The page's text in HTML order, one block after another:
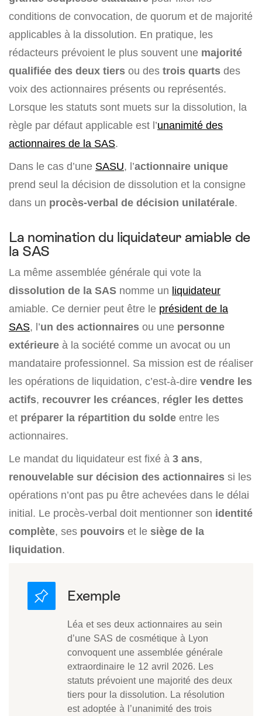
conditions de convocation, de quorum et de majorité
applicables à la dissolution. En pratique, les
rédacteurs prévoient le plus souvent une majorité
qualifiée des deux tiers ou des trois quarts des
voix des actionnaires présents ou représentés.
Lorsque les statuts sont muets sur la dissolution, la
règle par défaut applicable est l’unanimité des
actionnaires de la SAS.
Dans le cas d’une SASU, l’actionnaire unique
prend seul la décision de dissolution et la consigne
dans un procès-verbal de décision unilatérale.
La nomination du liquidateur amiable de
la SAS
La même assemblée générale qui vote la
dissolution de la SAS nomme un liquidateur
amiable. Ce dernier peut être le président de la
SAS, l’un des actionnaires ou une personne
extérieure à la société comme un avocat ou un
mandataire professionnel. Sa mission est de réaliser
les opérations de liquidation, c’est-à-dire vendre les
actifs, recouvrer les créances, régler les dettes
et préparer la répartition du solde entre les
actionnaires.
Le mandat du liquidateur est fixé à 3 ans,
renouvelable sur décision des actionnaires si les
opérations n’ont pas pu être achevées dans le délai
initial. Le procès-verbal doit mentionner son identité
complète, ses pouvoirs et le siège de la
liquidation.
Léa et ses deux actionnaires au sein
d’une SAS de cosmétique à Lyon
convoquent une assemblée générale
extraordinaire le 12 avril 2026. Les
statuts prévoient une majorité des deux
tiers pour la dissolution. La résolution
est adoptée à l’unanimité des trois